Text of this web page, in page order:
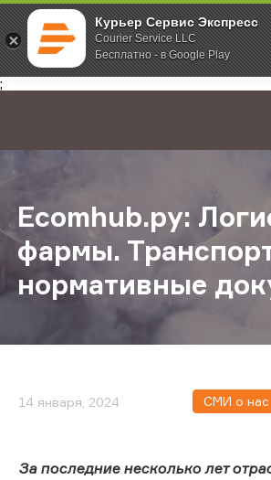
Курьер Сервис Экспресс
Courier Service LLC
Бесплатно - в Google Play
;
Главная О компании Новости
Ecomhub.ру:
фармы.
нормативные
14 января, 2024 СМИ о нас
За последние несколько лет